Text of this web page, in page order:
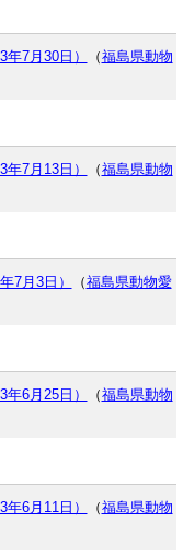
7月30日） （福島県動物
7月13日） （福島県動物
7月3日） （福島県動物愛
6月25日） （福島県動物
6月11日） （福島県動物